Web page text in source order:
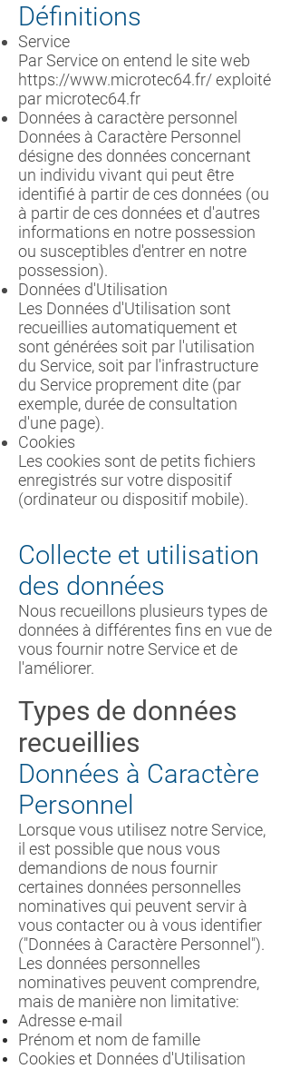
Définitions
Service
Par Service on entend le site web
https://www.microtec64.fr/exploité
par microtec64.fr
Données à caractère personnel
Données à Caractère Personnel
désigne des données concernant
un individu vivant qui peut être
identifié à partir de ces données (ou
à partir de ces données et d'autres
informations en notre possession
ou susceptibles d'entrer en notre
possession).
Données d'Utilisation
Les Données d'Utilisation sont
recueillies automatiquement et
sont générées soit par l'utilisation
du Service, soit par l'infrastructure
du Service proprement dite (par
exemple, durée de consultation
d'une page).
Cookies
Les cookies sont de petits fichiers
enregistrés sur votre dispositif
(ordinateur ou dispositif mobile).
Collecte et utilisation
des données
Nous recueillons plusieurs types de
données à différentes fins en vue de
vous fournir notre Service et de
l'améliorer.
Types de données
recueillies
Données à Caractère
Personnel
Lorsque vous utilisez notre Service,
il est possible que nous vous
demandions de nous fournir
certaines données personnelles
nominatives qui peuvent servir à
vous contacter ou à vous identifier
("Données à Caractère Personnel").
Les données personnelles
nominatives peuvent comprendre,
mais de manière non limitative:
Adresse e-mail
Prénom et nom de famille
Cookies et Données d'Utilisation